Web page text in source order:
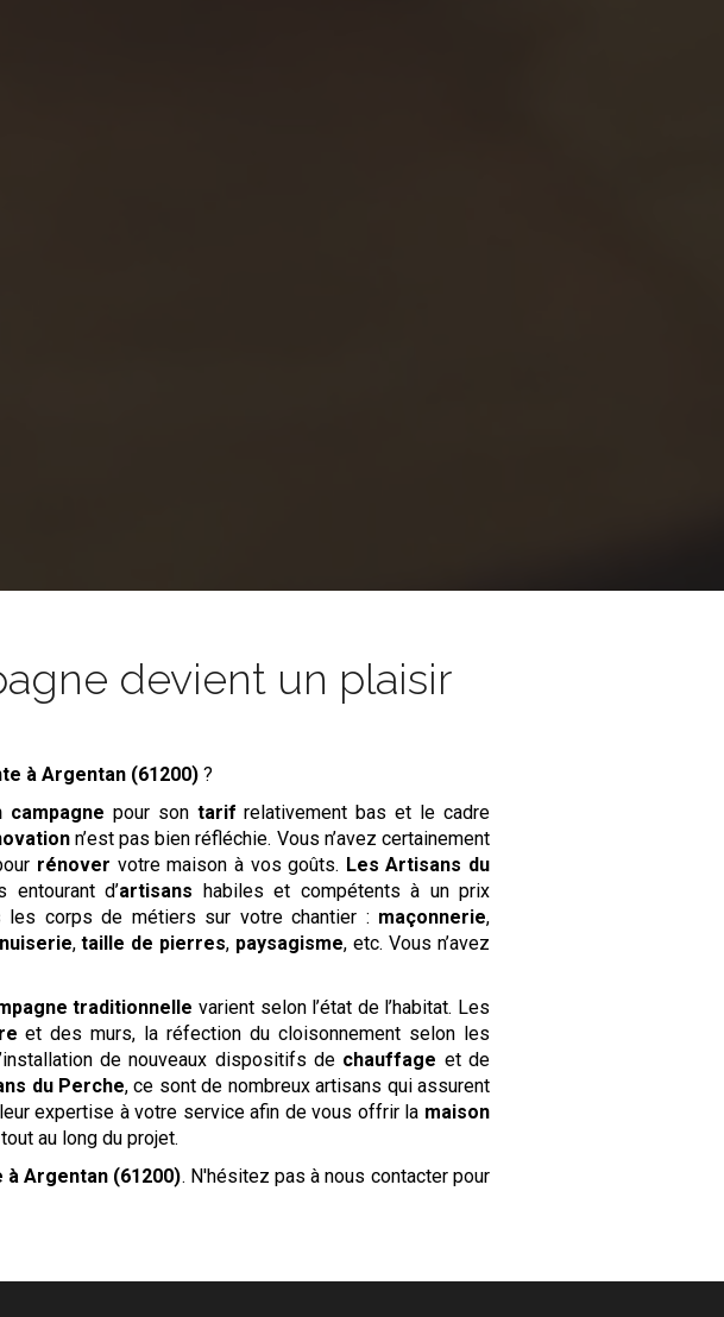
devient un plaisir
à Argentan (61200) ?
campagne pour son tarif relativement bas et le cadre
n’est pas bien réfléchie. Vous n’avez certainement
rénover votre maison à vos goûts. Les Artisans du
d’artisans habiles et compétents à un prix
corps de métiers sur votre chantier : maçonnerie,
,taille de pierres, paysagisme, etc. Vous n’avez
traditionnelle varient selon l’état de l’habitat. Les
et des murs, la réfection du cloisonnement selon les
de nouveaux dispositifs de chauffage et de
du Perche, ce sont de nombreux artisans qui assurent
expertise à votre service afin de vous offrir la maison
au long du projet.
à Argentan (61200). N'hésitez pas à nous contacter pour